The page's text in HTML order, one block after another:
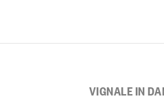
VIGNALE IN